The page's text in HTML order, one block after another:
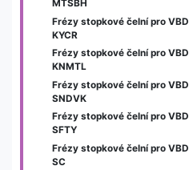
MTSBH
Frézy stopkové čelní pro VBD
KYCR
Frézy stopkové čelní pro VBD
KNMTL
Frézy stopkové čelní pro VBD
SNDVK
Frézy stopkové čelní pro VBD
SFTY
Frézy stopkové čelní pro VBD
SC